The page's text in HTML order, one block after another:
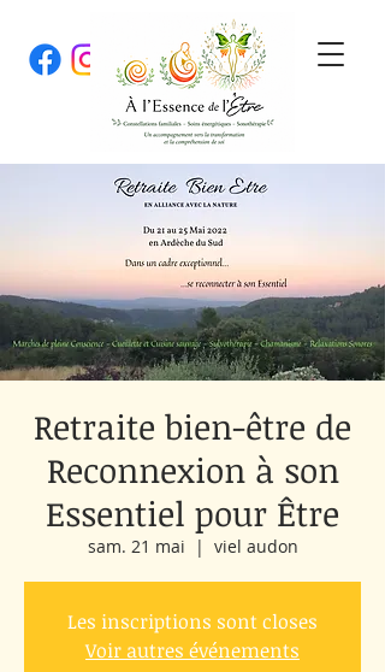
Retraite bien-être de
Reconnexion à son
Essentiel pour Être
sam. 21 mai
  |
viel audon
Les inscriptions sont closes
Voir autres événements